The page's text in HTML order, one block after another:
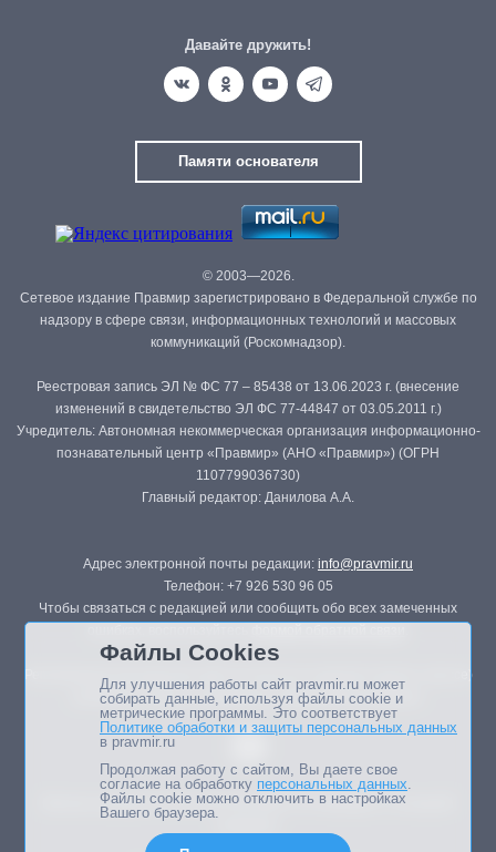
Давайте дружить!
Памяти основателя
© 2003—2026.
Сетевое издание Правмир зарегистрировано в Федеральной службе по
надзору в сфере связи, информационных технологий и массовых
коммуникаций (Роскомнадзор).
Реестровая запись ЭЛ № ФС 77 – 85438 от 13.06.2023 г. (внесение
изменений в свидетельство ЭЛ ФС 77-44847 от 03.05.2011 г.)
Учредитель: Автономная некоммерческая организация информационно-
познавательный центр «Правмир» (АНО «Правмир») (ОГРН
1107799036730)
Главный редактор: Данилова А.А.
Адрес электронной почты редакции: info@pravmir.ru
Телефон: +7 926 530 96 05
Чтобы связаться с редакцией или сообщить обо всех замеченных
Републикация материалов сайта в печатных изданиях (книгах, прессе)
возможна только с письменного разрешения редакции.
Мнение авторов статей портала может не совпадать с позицией
Файлы Cookies
Для улучшения работы сайт pravmir.ru может
собирать данные, используя файлы cookie и
метрические программы. Это соответствует
Политике обработки и защиты персональных данных
в pravmir.ru
Продолжая работу с сайтом, Вы даете свое
согласие на обработку персональных данных.
Файлы cookie можно отключить в настройках
Вашего браузера.